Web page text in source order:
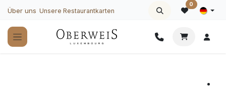
Zum Inhalt springen
Über uns Unsere Restaurantkarten
0